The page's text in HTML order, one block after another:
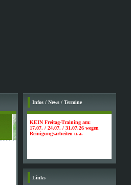
Infos / News / Termine
KEIN Freitag-Training am:
17.07. / 24.07. / 31.07.26 wegen
Reinigungsarbeiten u.a.
Links